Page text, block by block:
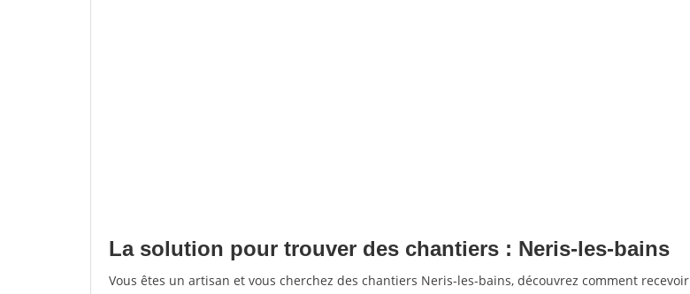
La solution pour trouver des chantiers : Neris-les-bains
Vous êtes un artisan et vous cherchez des chantiers Neris-les-bains, découvrez comment recevoir